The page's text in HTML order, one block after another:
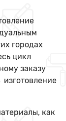
городах
цикл
заказу
как